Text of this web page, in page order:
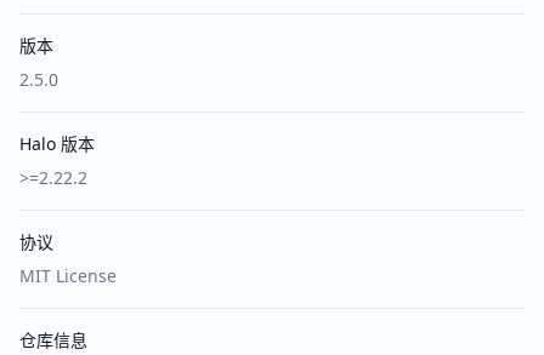
版本
2.5.0
Halo 版本
>=2.22.2
协议
MIT License
仓库信息